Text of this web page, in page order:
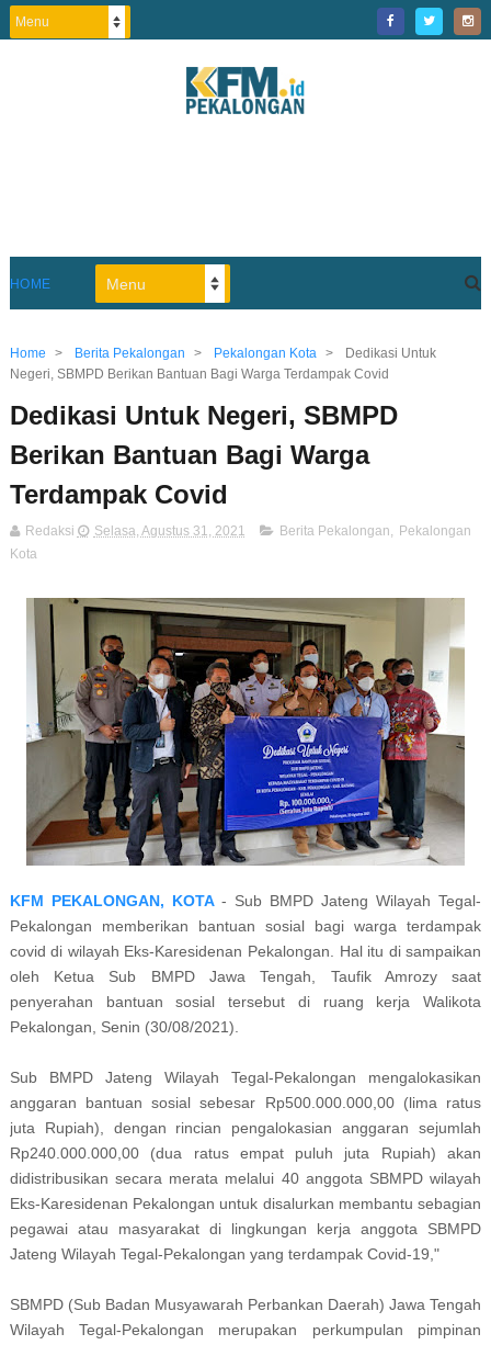
HOME
Home > Berita Pekalongan > Pekalongan Kota >
Dedikasi Untuk
Negeri, SBMPD Berikan Bantuan Bagi Warga Terdampak Covid
Dedikasi Untuk Negeri, SBMPD
Berikan Bantuan Bagi Warga
Terdampak Covid
Redaksi Selasa, Agustus 31, 2021 Berita Pekalongan, Pekalongan
Kota
KFM PEKALONGAN, KOTA - Sub BMPD Jateng Wilayah Tegal-
Pekalongan memberikan bantuan sosial bagi warga terdampak
covid di wilayah Eks-Karesidenan Pekalongan. Hal itu di sampaikan
oleh Ketua Sub BMPD Jawa Tengah, Taufik Amrozy saat
penyerahan bantuan sosial tersebut di ruang kerja Walikota
Pekalongan, Senin (30/08/2021).
Sub BMPD Jateng Wilayah Tegal-Pekalongan mengalokasikan
anggaran bantuan sosial sebesar Rp500.000.000,00 (lima ratus
juta Rupiah), dengan rincian pengalokasian anggaran sejumlah
Rp240.000.000,00 (dua ratus empat puluh juta Rupiah) akan
didistribusikan secara merata melalui 40 anggota SBMPD wilayah
Eks-Karesidenan Pekalongan untuk disalurkan membantu sebagian
pegawai atau masyarakat di lingkungan kerja anggota SBMPD
Jateng Wilayah Tegal-Pekalongan yang terdampak Covid-19,"
SBMPD (Sub Badan Musyawarah Perbankan Daerah) Jawa Tengah
Wilayah Tegal-Pekalongan merupakan perkumpulan pimpinan